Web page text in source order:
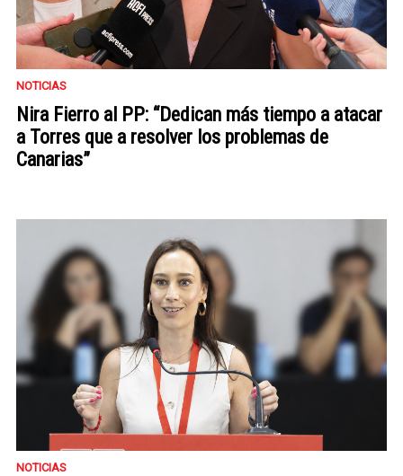
NOTICIAS
Nira Fierro al PP: “Dedican más tiempo a atacar
a Torres que a resolver los problemas de
Canarias”
NOTICIAS